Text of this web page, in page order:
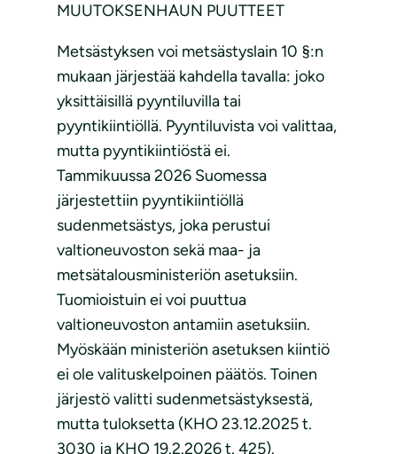
MUUTOKSENHAUN PUUTTEET
Metsästyksen voi metsästyslain 10 §:n
mukaan järjestää kahdella tavalla: joko
yksittäisillä pyyntiluvilla tai
pyyntikiintiöllä. Pyyntiluvista voi valittaa,
mutta pyyntikiintiöstä ei.
Tammikuussa 2026 Suomessa
järjestettiin pyyntikiintiöllä
sudenmetsästys, joka perustui
valtioneuvoston sekä maa- ja
metsätalousministeriön asetuksiin.
Tuomioistuin ei voi puuttua
valtioneuvoston antamiin asetuksiin.
Myöskään ministeriön asetuksen kiintiö
ei ole valituskelpoinen päätös. Toinen
järjestö valitti sudenmetsästyksestä,
mutta tuloksetta (KHO 23.12.2025 t.
3030 ja KHO 19.2.2026 t. 425).